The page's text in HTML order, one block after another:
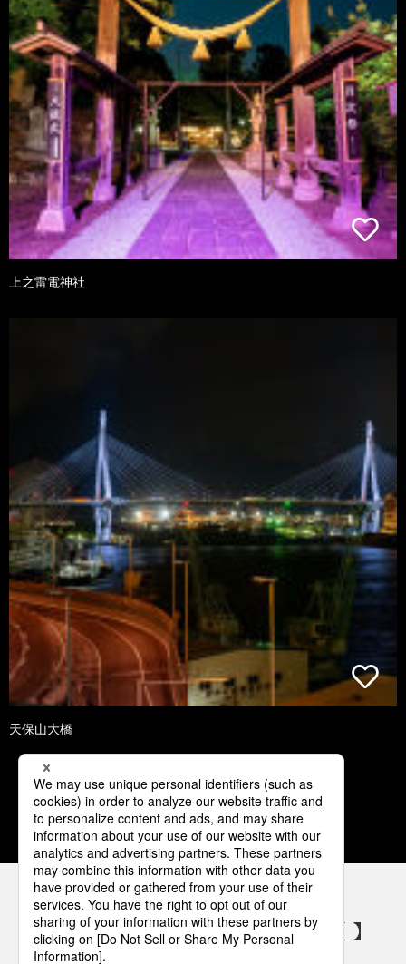
上之雷電神社
天保山大橋
1 2 3 4 5
パナソニックの電気設備 SNSアカウント